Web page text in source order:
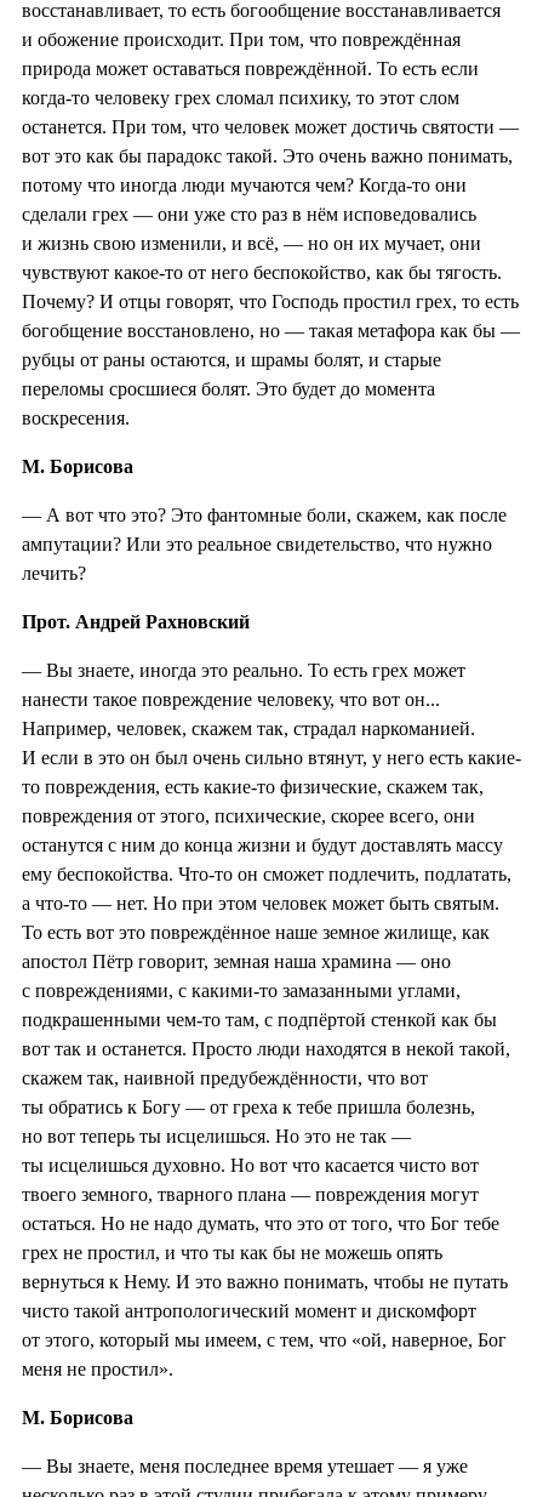
восстанавливает, то есть богообщение восстанавливается
и обожение происходит. При том, что повреждённая
природа может оставаться повреждённой. То есть если
когда-то человеку грех сломал психику, то этот слом
останется. При том, что человек может достичь святости —
вот это как бы парадокс такой. Это очень важно понимать,
потому что иногда люди мучаются чем? Когда-то они
сделали грех — они уже сто раз в нём исповедовались
и жизнь свою изменили, и всё, — но он их мучает, они
чувствуют какое-то от него беспокойство, как бы тягость.
Почему? И отцы говорят, что Господь простил грех, то есть
богобщение восстановлено, но — такая метафора как бы —
рубцы от раны остаются, и шрамы болят, и старые
переломы сросшиеся болят. Это будет до момента
воскресения.
М. Борисова
— А вот что это? Это фантомные боли, скажем, как после
ампутации? Или это реальное свидетельство, что нужно
лечить?
Прот. Андрей Рахновский
— Вы знаете, иногда это реально. То есть грех может
нанести такое повреждение человеку, что вот он...
Например, человек, скажем так, страдал наркоманией.
И если в это он был очень сильно втянут, у него есть какие-
то повреждения, есть какие-то физические, скажем так,
повреждения от этого, психические, скорее всего, они
останутся с ним до конца жизни и будут доставлять массу
ему беспокойства. Что-то он сможет подлечить, подлатать,
а что-то — нет. Но при этом человек может быть святым.
То есть вот это повреждённое наше земное жилище, как
апостол Пётр говорит, земная наша храмина — оно
с повреждениями, с какими-то замазанными углами,
подкрашенными чем-то там, с подпёртой стенкой как бы
вот так и останется. Просто люди находятся в некой такой,
скажем так, наивной предубеждённости, что вот
ты обратись к Богу — от греха к тебе пришла болезнь,
но вот теперь ты исцелишься. Но это не так —
ты исцелишься духовно. Но вот что касается чисто вот
твоего земного, тварного плана — повреждения могут
остаться. Но не надо думать, что это от того, что Бог тебе
грех не простил, и что ты как бы не можешь опять
вернуться к Нему. И это важно понимать, чтобы не путать
чисто такой антропологический момент и дискомфорт
от этого, который мы имеем, с тем, что «ой, наверное, Бог
меня не простил».
М. Борисова
— Вы знаете, меня последнее время утешает — я уже